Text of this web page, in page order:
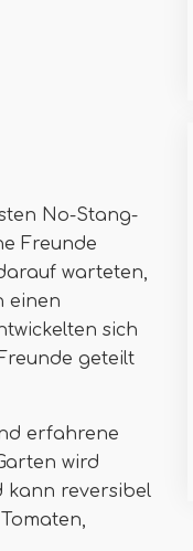
No-Stang-
Freunde
warteten,
einen
sich
geteilt
erfahrene
wird
kann reversibel